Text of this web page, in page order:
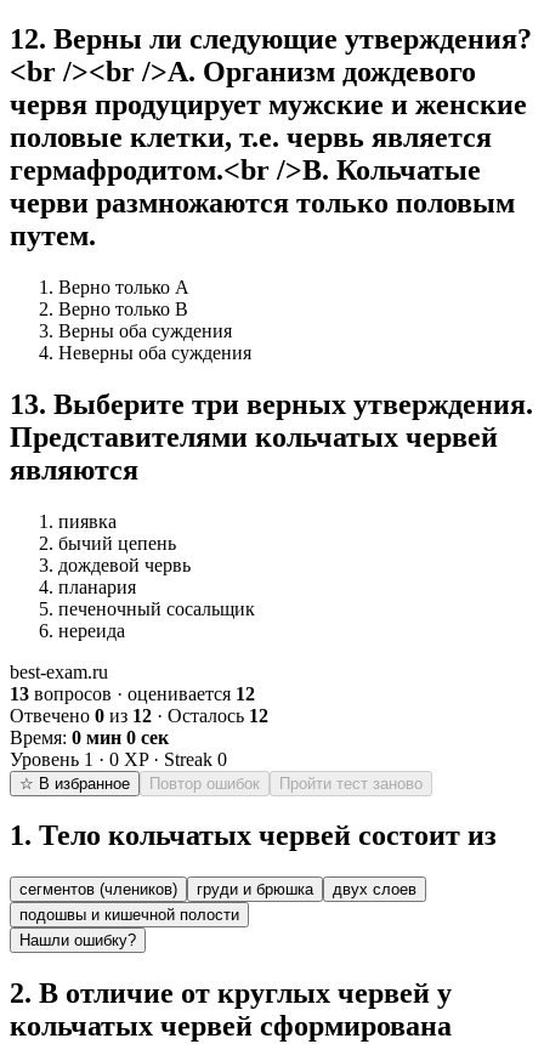
12. Верны ли следующие утверждения?
<br /><br />А. Организм дождевого
червя продуцирует мужские и женские
половые клетки, т.е. червь является
гермафродитом.<br />В. Кольчатые
черви размножаются только половым
путем.
Верно только А
Верно только В
Верны оба суждения
Неверны оба суждения
13. Выберите три верных утверждения.
Представителями кольчатых червей
являются
пиявка
бычий цепень
дождевой червь
планария
печеночный сосальщик
нереида
best-exam.ru
13 вопросов · оценивается 12
Отвечено 0 из 12 · Осталось 12
Время: 0 мин 0 сек
Уровень 1 · 0 XP · Streak 0
☆ В избранное Повтор ошибок Пройти тест заново
1. Тело кольчатых червей состоит из
сегментов (члеников) груди и брюшка
двух слоев
подошвы и кишечной полости
Нашли ошибку?
2. В отличие от круглых червей у
кольчатых червей сформирована